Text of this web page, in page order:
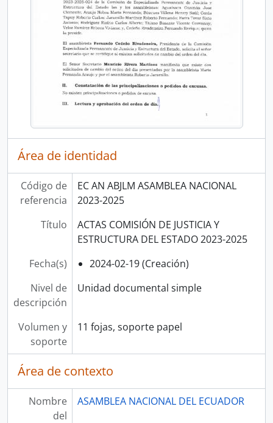
Área de identidad
Código de
referencia
EC AN ABJLM ASAMBLEA NACIONAL
2023-2025
Título
ACTAS COMISIÓN DE JUSTICIA Y
ESTRUCTURA DEL ESTADO 2023-2025
Fecha(s)
2024-02-19 (Creación)
Nivel de
descripción
Unidad documental simple
Volumen y
soporte
11 fojas, soporte papel
Área de contexto
Nombre
del
ASAMBLEA NACIONAL DEL ECUADOR